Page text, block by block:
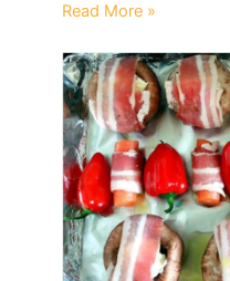
Read More »